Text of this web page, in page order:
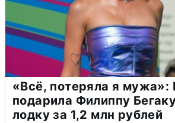
«Всё, потеряла я мужа»:
подарила Филиппу
лодку за 1,2 млн рублей